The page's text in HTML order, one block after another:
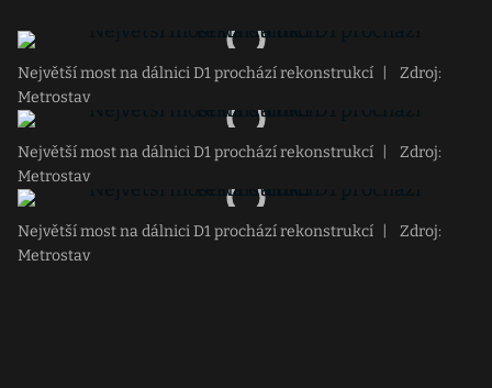
Největší most na dálnici D1 prochází rekonstrukcí
Zdroj:
Metrostav
Největší most na dálnici D1 prochází rekonstrukcí
Zdroj:
Metrostav
Největší most na dálnici D1 prochází rekonstrukcí
Zdroj:
Metrostav